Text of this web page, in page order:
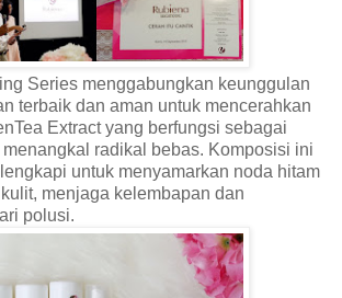
Series menggabungkan keunggulan
terbaik dan aman untuk mencerahkan
Extract yang berfungsi sebagai
radikal bebas. Komposisi ini
untuk menyamarkan noda hitam
menjaga kelembapan dan
polusi.